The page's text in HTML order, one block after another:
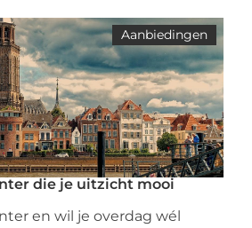
Aanbiedingen
die je uitzicht mooi
en wil je overdag wél